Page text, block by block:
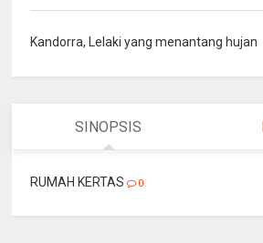
Kandorra, Lelaki yang menantang hujan
SINOPSIS
RUMAH KERTAS 0